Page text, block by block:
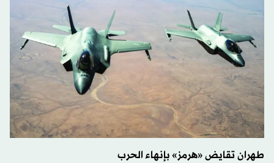
طهران تقايض «هرمز» بإنهاء الحرب